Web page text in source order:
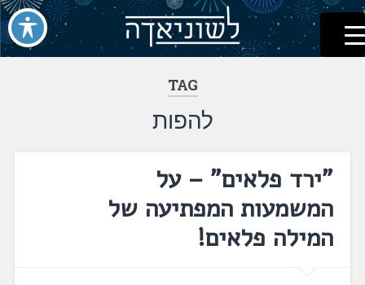
דלג
לתוכן
לשוניאדה
עברית. לשון. שפה
TAG
להפות
"ירד פלאים" – על
המשמעות המפתיעה של
המילה פלאים!